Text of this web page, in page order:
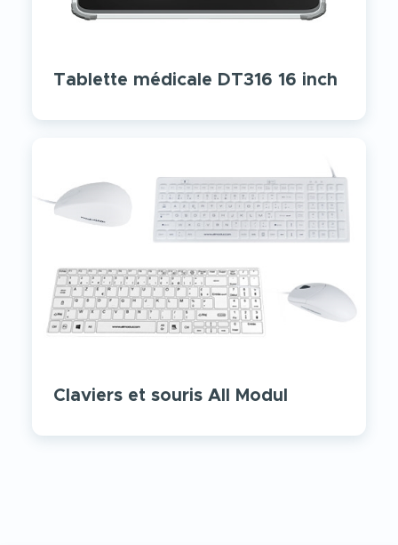
Tablette médicale DT316 16 inch
Claviers et souris All Modul